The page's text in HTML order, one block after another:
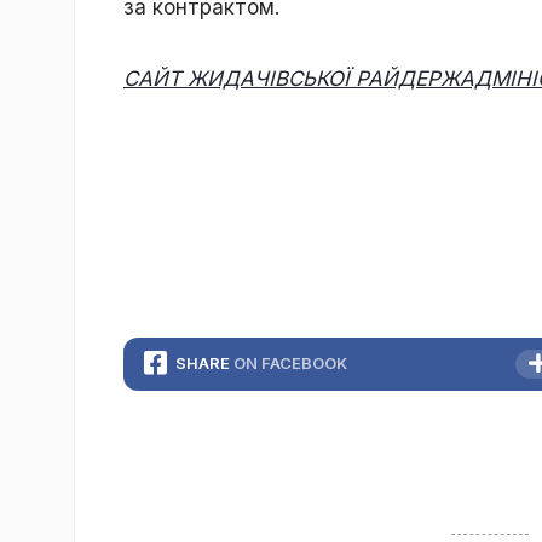
за контрактом.
САЙТ ЖИДАЧІВСЬКОЇ
SHARE ON FACEBOOK